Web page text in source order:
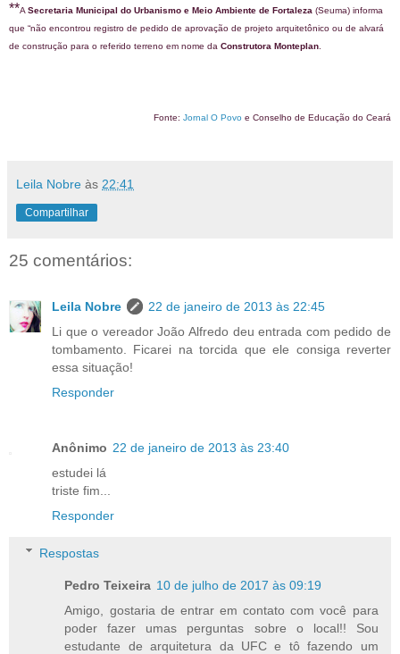
**A Secretaria Municipal do Urbanismo e Meio Ambiente de Fortaleza (Seuma) informa
que “não encontrou registro de pedido de aprovação de projeto arquitetônico ou de alvará
de construção para o referido terreno em nome da Construtora Monteplan
Fonte: Jornal O Povo e Conselho de Educação do Ceará
Leila Nobre às 22:41
Compartilhar
25 comentários:
Leila Nobre
22 de janeiro de 2013 às 22:45
Li que o vereador João Alfredo deu entrada com pedido de
tombamento. Ficarei na torcida que ele consiga reverter
essa situação!
Responder
Anônimo 22 de janeiro de 2013 às 23:40
estudei lá
triste fim...
Responder
Respostas
Pedro Teixeira 10 de julho de 2017 às 09:19
Amigo, gostaria de entrar em contato com você para
poder fazer umas perguntas sobre o local!! Sou
estudante de arquitetura da UFC e tô fazendo um